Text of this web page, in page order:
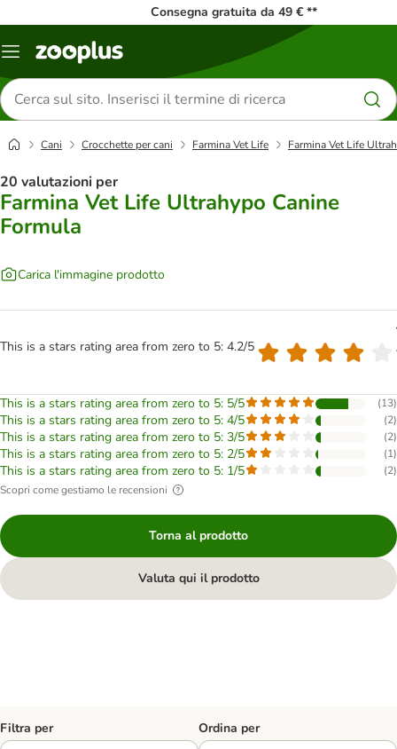
Consegna gratuita da 49 € **
Overview
Cerca
prodotti
Cani Crocchette per cani Farmina Vet Life Farmina Vet Life
20 valutazioni per
Farmina Vet Life Ultrahypo Canine
Formula
Carica l'immagine prodotto
This is a stars rating area from zero to 5: 4.2/5
This is a stars rating area from zero to 5: 5/5 (13)
This is a stars rating area from zero to 5: 4/5 (2)
This is a stars rating area from zero to 5: 3/5 (2)
This is a stars rating area from zero to 5: 2/5 (1)
This is a stars rating area from zero to 5: 1/5 (2)
Scopri come gestiamo le recensioni
Torna al prodotto
Valuta qui il prodotto
Filtra per Ordina per